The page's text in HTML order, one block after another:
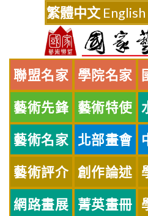
繁體中文 English
聯盟名家 學院名家
藝術先鋒 藝術特使
藝術名家 北部畫會
藝術評介 創作論述
網路畫展 菁英畫冊